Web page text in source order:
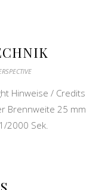
Hinweise / Credits
Brennweite 25 mm
2000 Sek.